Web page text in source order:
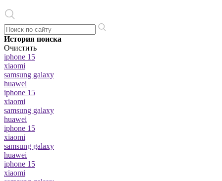
История поиска
Очистить
iphone 15
xiaomi
samsung galaxy
huawei
iphone 15
xiaomi
samsung galaxy
huawei
iphone 15
xiaomi
samsung galaxy
huawei
iphone 15
xiaomi